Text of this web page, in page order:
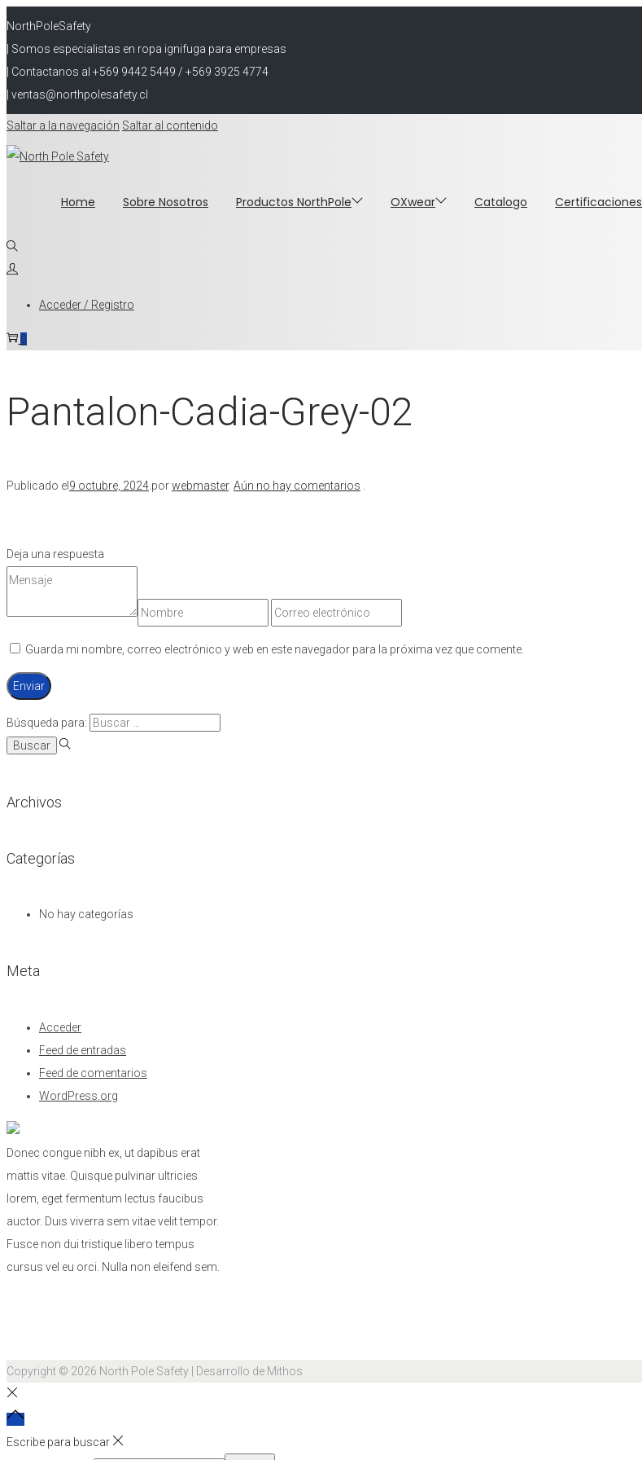
NorthPoleSafety
| Somos especialistas en ropa ignifuga para empresas
| Contactanos al +569 9442 5449 / +569 3925 4774
| ventas@northpolesafety.cl
Saltar a la navegación Saltar al contenido
Home Sobre Nosotros Productos NorthPole OXwear Catalogo Certificaciones
Acceder / Registro
0
Pantalon-Cadia-Grey-02
Publicado el 9 octubre, 2024 porwebmaster. Aún no hay comentarios
Deja una respuesta
Guarda mi nombre, correo electrónico y web en este navegador para la próxima vez que comente.
Búsqueda para:
Archivos
Categorías
No hay categorías
Meta
Acceder
Feed de entradas
Feed de comentarios
WordPress.org
Donec congue nibh ex, ut dapibus erat
mattis vitae. Quisque pulvinar ultricies
lorem, eget fermentum lectus faucibus
auctor. Duis viverra sem vitae velit tempor.
Fusce non dui tristique libero tempus
cursus vel eu orci. Nulla non eleifend sem.
Copyright © 2026 North Pole Safety | Desarrollo de Mithos
Escribe para buscar